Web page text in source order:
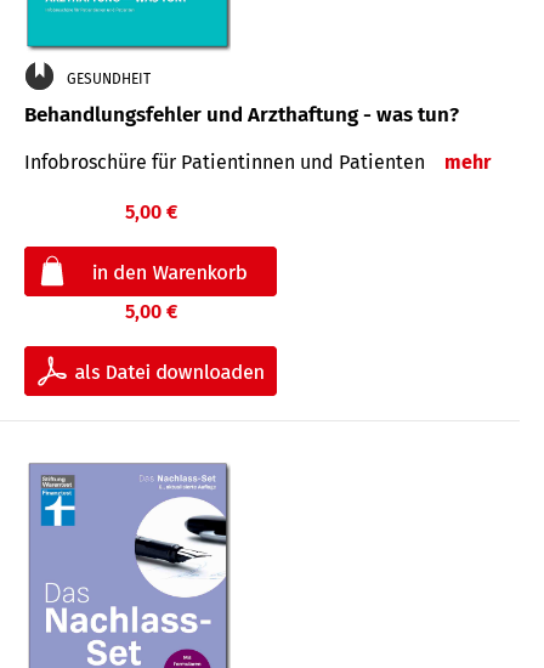
GESUNDHEIT
Behandlungsfehler und Arzthaftung - was tun?
Infobroschüre für Patientinnen und Patienten mehr
5,00 €
5,00 €